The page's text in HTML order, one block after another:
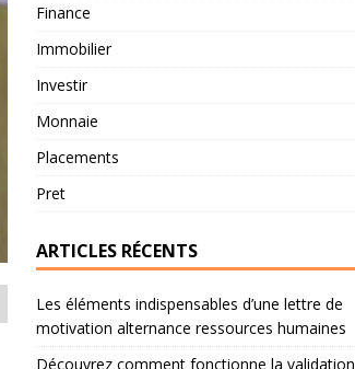
Finance
Immobilier
Investir
Monnaie
Placements
Pret
ARTICLES RÉCENTS
Les éléments indispensables d’une lettre de
motivation alternance ressources humaines
Découvrez comment fonctionne la validation